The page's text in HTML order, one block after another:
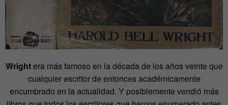
Wrightera más famoso en la década de los años veinte que
cualquier escritor de entonces académicamente
encumbrado en la actualidad. Y posiblemente vendió más